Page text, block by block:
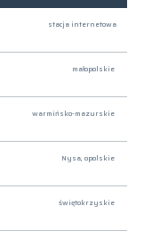
stacja internetowa
małopolskie
warmińsko-mazurskie
Nysa, opolskie
świętokrzyskie